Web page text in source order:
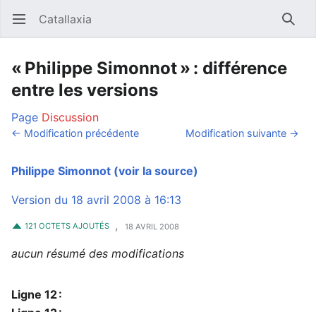
Ouvrir le menu principal Catallaxia
« Philippe Simonnot » : différence
entre les versions
Page Discussion
← Modification précédente Modification suivante →
Philippe Simonnot (voir la source)
Version du 18 avril 2008 à 16:13
121 OCTETS AJOUTÉS , 18 AVRIL 2008
aucun résumé des modifications
Ligne 12 :